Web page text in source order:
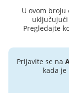
U ovom
Pregledajte
Prijavite se na
kada